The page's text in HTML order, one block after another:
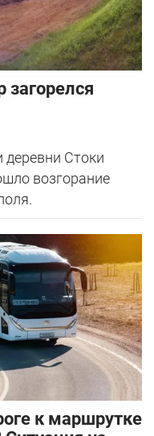
загорелся
деревни Стоки
возгорание
к маршрутке